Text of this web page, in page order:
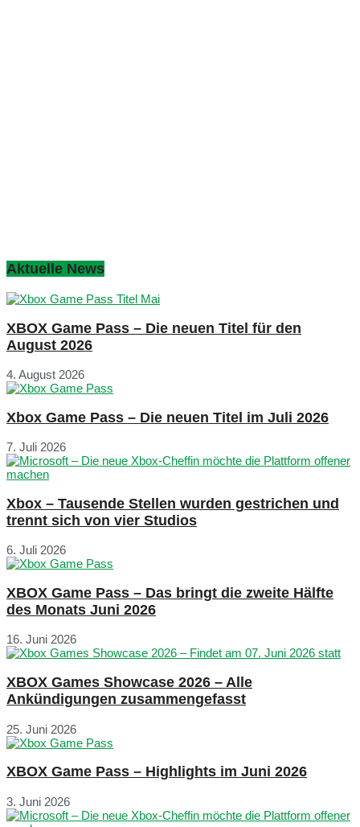
Aktuelle News
XBOX Game Pass – Die neuen Titel für den
August 2026
4. August 2026
Xbox Game Pass – Die neuen Titel im Juli 2026
7. Juli 2026
Xbox – Tausende Stellen wurden gestrichen und
trennt sich von vier Studios
6. Juli 2026
XBOX Game Pass – Das bringt die zweite Hälfte
des Monats Juni 2026
16. Juni 2026
XBOX Games Showcase 2026 – Alle
Ankündigungen zusammengefasst
25. Juni 2026
XBOX Game Pass – Highlights im Juni 2026
3. Juni 2026